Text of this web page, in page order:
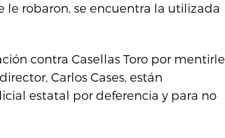
le robaron, se encuentra la utilizada
contra Casellas Toro por mentirle
Carlos Cases, están
estatal por deferencia y para no